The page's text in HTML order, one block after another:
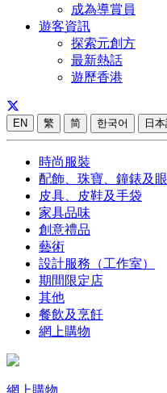
成為導賞員
遊客資訊
探索元創方
最新熱話
遊歷香港
EN 繁 简 한국어 日
時尚服裝
配飾、珠寶、鐘錶及
皮具、皮鞋及手袋
家具品味
創意禮品
藝術
設計服務（工作室）
期間限定店
其他
餐飲及烹飪
網上購物
網上購物